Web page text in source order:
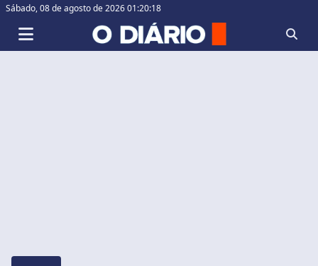
Sábado,08 de agosto de 2026 01:20:18